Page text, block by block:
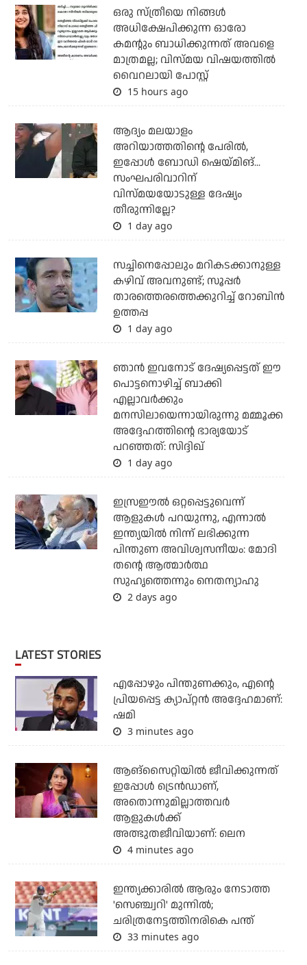
ഒരു സ്ത്രീയെ നിങ്ങള്‍
അധിക്ഷേപിക്കുന്ന ഓരോ
കമന്റും ബാധിക്കുന്നത് അവളെ
മാത്രമല്ല; വിസ്മയ വിഷയത്തില്‍
വൈറലായി പോസ്റ്റ്
15 hours ago
ആദ്യം മലയാളം
അറിയാത്തതിന്റെ പേരില്‍,
ഇപ്പോള്‍ ബോഡി ഷെയ്മിങ്...
സംഘപരിവാറിന്
വിസ്മയയോടുള്ള ദേഷ്യം
തീരുന്നില്ലേ?
1 day ago
സച്ചിനെപ്പോലും മറികടക്കാനുള്ള
കഴിവ് അവനുണ്ട്; സൂപ്പര്‍
താരത്തെരത്തെക്കുറിച്ച് റോബിന്‍
ഉത്തപ്പ
1 day ago
ഞാന്‍ ഇവനോട് ദേഷ്യപ്പെട്ടത് ഈ
പൊട്ടനൊഴിച്ച് ബാക്കി
എല്ലാവര്‍ക്കും
മനസിലായെന്നായിരുന്നു മമ്മൂക്ക
അദ്ദേഹത്തിന്റെ ഭാര്യയോട്
പറഞ്ഞത്: സിദ്ദിഖ്
1 day ago
ഇസ്രഈല്‍ ഒറ്റപ്പെട്ടുവെന്ന്
ആളുകള്‍ പറയുന്നു, എന്നാല്‍
ഇന്ത്യയില്‍ നിന്ന് ലഭിക്കുന്ന
പിന്തുണ അവിശ്വസനീയം: മോദി
തന്റെ ആത്മാര്‍ത്ഥ
സുഹൃത്തെന്നും നെതന്യാഹു
2 days ago
LATEST STORIES
എപ്പോഴും പിന്തുണക്കും, എന്റെ
പ്രിയപ്പെട്ട ക്യാപ്റ്റന്‍ അദ്ദേഹമാണ്:
ഷമി
3 minutes ago
ആങ്സൈറ്റിയിൽ ജീവിക്കുന്നത്
ഇപ്പോൾ ട്രെൻഡാണ്,
അതൊന്നുമില്ലാത്തവർ
ആളുകൾക്ക്
അത്ഭുതജീവിയാണ്: ലെന
4 minutes ago
ഇന്ത്യക്കാരില്‍ ആരും നേടാത്ത
'സെഞ്ച്വറി' മുന്നില്‍;
ചരിത്രനേട്ടത്തിനരികെ പന്ത്
33 minutes ago